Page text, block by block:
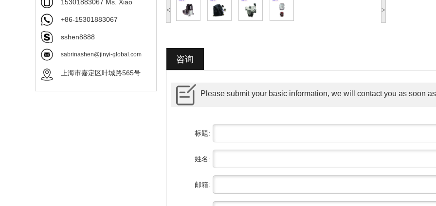
15301883067 Ms. Xiao
+86-15301883067
sshen8888
sabrinashen@jinyi-global.com
上海市嘉定区叶城路565号
< >
咨询
Please submit your basic information, we will contact you as soon
标题:
姓名:
邮箱: